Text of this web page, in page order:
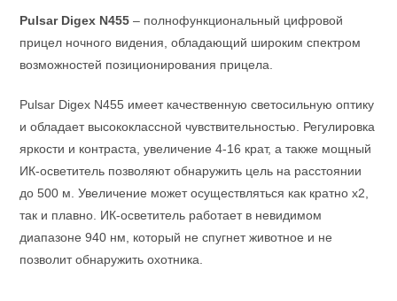
Pulsar Digex N455 – полнофункциональный цифровой
прицел ночного видения, обладающий широким спектром
возможностей позиционирования прицела.
Pulsar Digex N455 имеет качественную светосильную оптику
и обладает высококлассной чувствительностью. Регулировка
яркости и контраста, увеличение 4-16 крат, а также мощный
ИК-осветитель позволяют обнаружить цель на расстоянии
до 500 м. Увеличение может осуществляться как кратно х2,
так и плавно. ИК-осветитель работает в невидимом
диапазоне 940 нм, который не спугнет животное и не
позволит обнаружить охотника.